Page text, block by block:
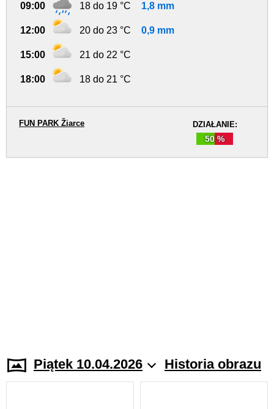
09:00 18 do 19 °C 1,8 mm
12:00 20 do 23 °C 0,9 mm
15:00 21 do 22 °C
18:00 18 do 21 °C
DZIAŁANIE:
50 %
FUN PARK Žiarce
Piątek 10.04.2026 Historia obrazu